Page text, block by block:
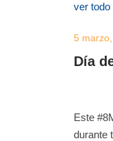
ver todo
5
Día
Este
durante